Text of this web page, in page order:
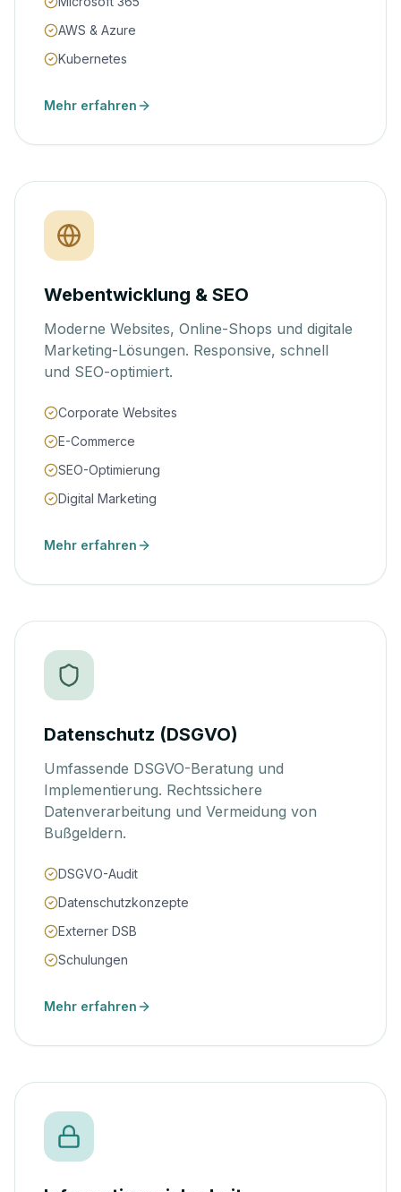
AWS & Azure
Kubernetes
Mehr erfahren
Webentwicklung & SEO
Moderne Websites, Online-Shops und digitale
Marketing-Lösungen. Responsive, schnell
und SEO-optimiert.
Corporate Websites
E-Commerce
SEO-Optimierung
Digital Marketing
Mehr erfahren
Datenschutz (DSGVO)
Umfassende DSGVO-Beratung und
Implementierung. Rechtssichere
Datenverarbeitung und Vermeidung von
Bußgeldern.
DSGVO-Audit
Datenschutzkonzepte
Externer DSB
Schulungen
Mehr erfahren